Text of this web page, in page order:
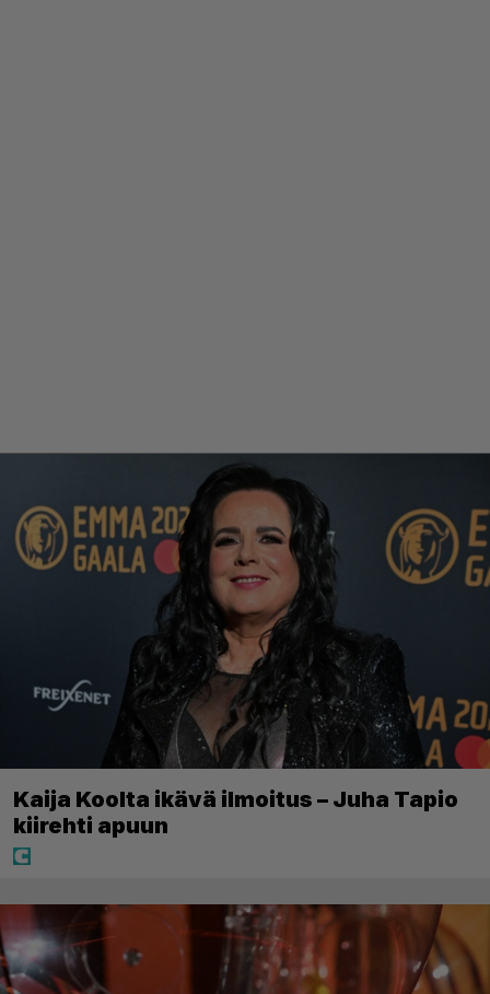
Kaija Koolta ikävä ilmoitus – Juha Tapio
kiirehti apuun